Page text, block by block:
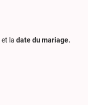
et la date du mariage.